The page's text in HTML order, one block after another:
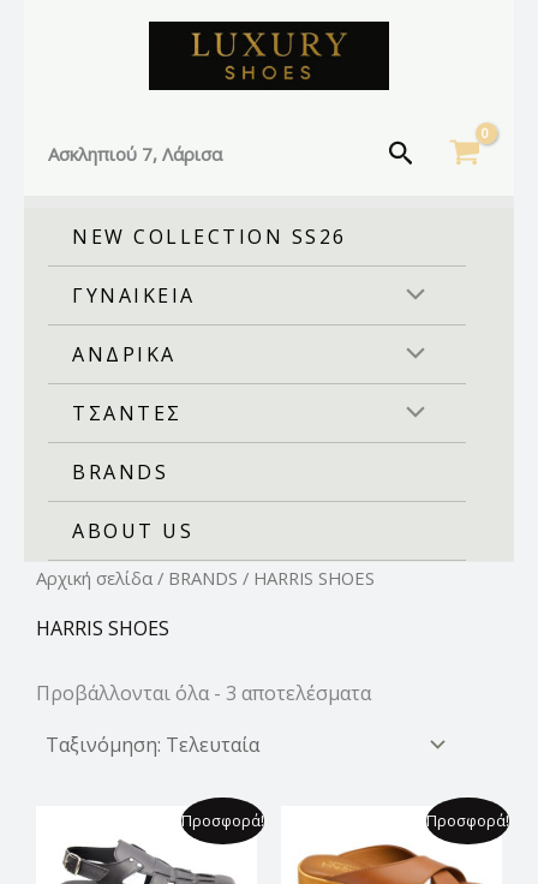
Ασκληπιού 7, Λάρισα Αναζήτηση
NEW COLLECTION SS26
ΓΥΝΑΙΚΕΙΑ
ΑΝΔΡΙΚΑ
ΤΣΑΝΤΕΣ
BRANDS
ABOUT US
Αρχική σελίδα / BRANDS / HARRIS SHOES
HARRIS SHOES
Προβάλλονται όλα - 3 αποτελέσματα
by
Προσφορά!
price
was:
τρέχουσα
τιμή
Προσφορά!
was:
τρέχουσα
τιμή